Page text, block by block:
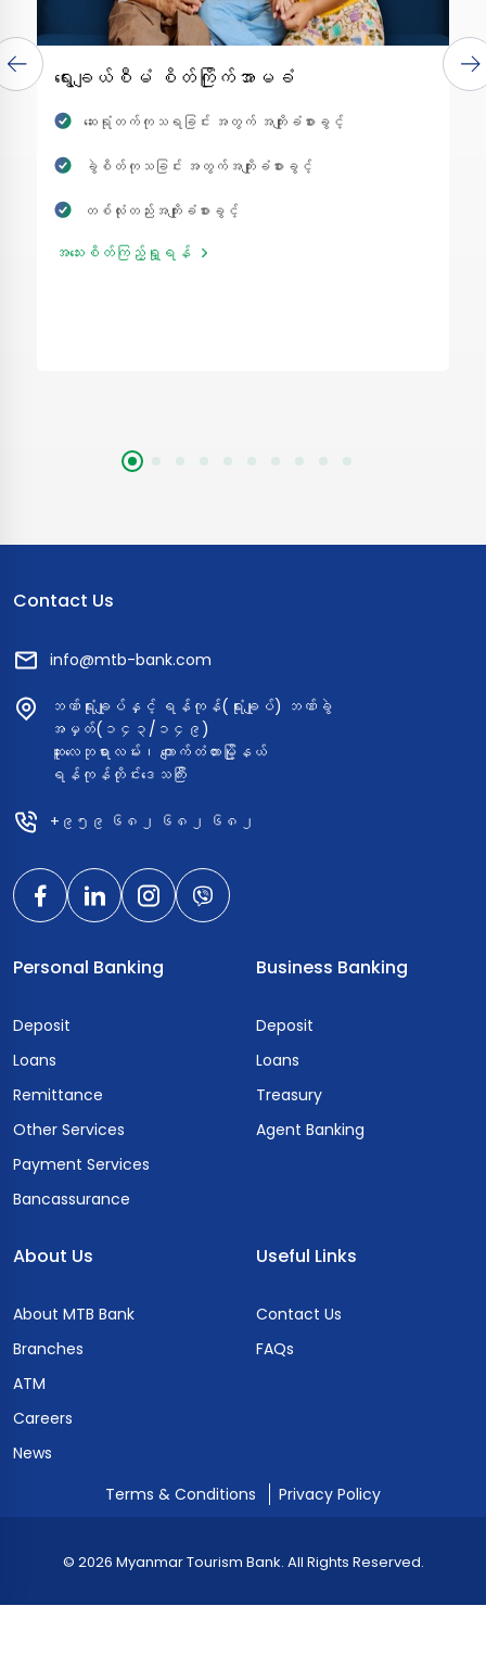
ရွေးချယ်စီမံ စိတ်ကြိုက်အာမခံ
ဆေးရုံတက်ကုသရခြင်း အတွက် အကျိုးခံစားခွင့်
ခွဲစိတ်ကုသခြင်း အတွက်အကျိုးခံစားခွင့်
တစ်လုံးတည်းအကျိုးခံစားခွင့်
အသေးစိတ်ကြည့်ရှု့ရန်
Contact Us
info@mtb-bank.com
ဘဏ်ရုံးချုပ်နှင့် ရန်ကုန်(ရုံးချုပ်) ဘဏ်ခွဲ
အမှတ်(၁၄၃/၁၄၉)
ဆူးလေဘုရားလမ်း၊ ကျောက်တံတားမြို့နယ်
ရန်ကုန်တိုင်းဒေသကြီး
+၉၅၉ ၆၈၂ ၆၈၂ ၆၈၂
Personal Banking
Deposit
Loans
Remittance
Other Services
Payment Services
Bancassurance
Business Banking
Deposit
Loans
Treasury
Agent Banking
About Us
About MTB Bank
Branches
ATM
Careers
News
Useful Links
Contact Us
FAQs
Terms & Conditions Privacy Policy
© 2026 Myanmar Tourism Bank. All Rights Reserved.